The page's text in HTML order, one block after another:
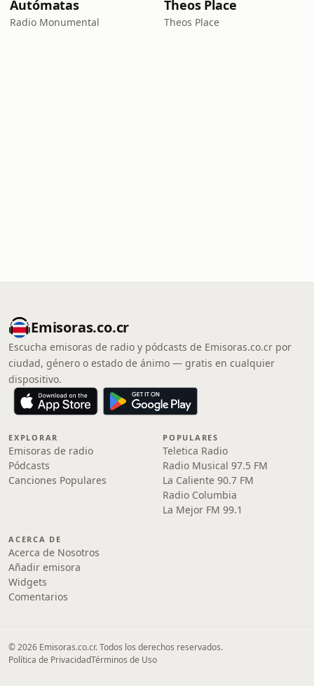
Autómatas
Radio Monumental
Theos Place
Theos Place
Emisoras.co.cr
Escucha emisoras de radio y pódcasts de Emisoras.co.cr por
ciudad, género o estado de ánimo — gratis en cualquier
dispositivo.
EXPLORAR
Emisoras de radio
Pódcasts
Canciones Populares
POPULARES
Teletica Radio
Radio Musical 97.5 FM
La Caliente 90.7 FM
Radio Columbia
La Mejor FM 99.1
ACERCA DE
Acerca de Nosotros
Añadir emisora
Widgets
Comentarios
© 2026 Emisoras.co.cr. Todos los derechos reservados.
Política de PrivacidadTérminos de Uso